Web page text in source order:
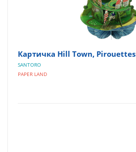
Картичка Hill Town, Pirouettes
SANTORO
PAPER LAND